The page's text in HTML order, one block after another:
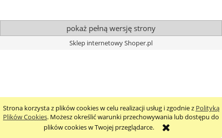
Strona korzysta z plików cookies w celu realizacji usług i zgodnie z Polityką
Plików Cookies. Możesz określić warunki przechowywania lub dostępu do
plików cookies w Twojej przeglądarce.
pokaż pełną wersję strony
Sklep internetowy Shoper.pl